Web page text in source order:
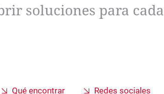
soluciones para cada
Qué encontrar Redes sociales